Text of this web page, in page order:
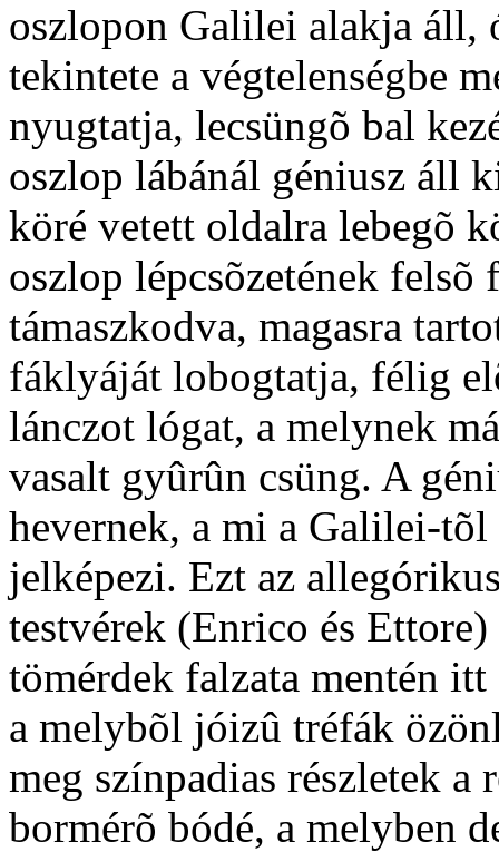
oszlopon Galilei alakja áll,
tekintete a végtelenségbe
nyugtatja, lecsüngõ bal
oszlop lábánál géniusz áll
köré vetett oldalra lebegõ
oszlop lépcsõzetének felsõ
támaszkodva, magasra
fáklyáját lobogtatja, félig
lánczot lógat, a melynek
vasalt gyûrûn csüng. A
hevernek, a mi a Galilei-
jelképezi. Ezt az
testvérek (Enrico és
tömérdek falzata mentén
a melybõl jóizû tréfák
meg színpadias részletek
bormérõ bódé, a melyben